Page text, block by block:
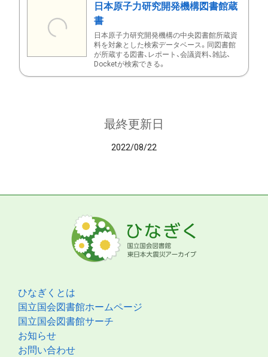
日本原子力研究開発機構図書館蔵
書
日本原子力研究開発機構の中央図書館所蔵資
料を対象とした検索データベース。同図書館
が所蔵する図書、レポート、会議資料、雑誌、
Docketが検索できる。
最終更新日
2022/08/22
ひなぎくとは
国立国会図書館ホームページ
国立国会図書館サーチ
お知らせ
お問い合わせ